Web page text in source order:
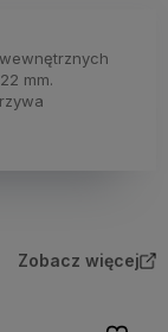
mm.
Zobacz więcej